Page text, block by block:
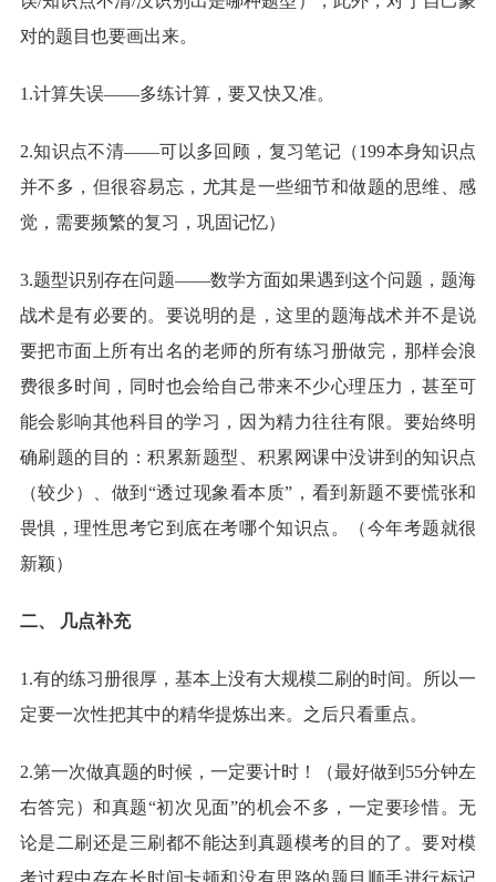
对的题目也要画出来。
1.计算失误——多练计算，要又快又准。
2.知识点不清——可以多回顾，复习笔记（199本身知识点
并不多，但很容易忘，尤其是一些细节和做题的思维、感
觉，需要频繁的复习，巩固记忆）
3.题型识别存在问题——数学方面如果遇到这个问题，题海
战术是有必要的。要说明的是，这里的题海战术并不是说
要把市面上所有出名的老师的所有练习册做完，那样会浪
费很多时间，同时也会给自己带来不少心理压力，甚至可
能会影响其他科目的学习，因为精力往往有限。要始终明
确刷题的目的：积累新题型、积累网课中没讲到的知识点
（较少）、做到“透过现象看本质”，看到新题不要慌张和
畏惧，理性思考它到底在考哪个知识点。（今年考题就很
新颖）
二、 几点补充
1.有的练习册很厚，基本上没有大规模二刷的时间。所以一
定要一次性把其中的精华提炼出来。之后只看重点。
2.第一次做真题的时候，一定要计时！（最好做到55分钟左
右答完）和真题“初次见面”的机会不多，一定要珍惜。无
论是二刷还是三刷都不能达到真题模考的目的了。要对模
考过程中存在长时间卡顿和没有思路的题目顺手进行标记